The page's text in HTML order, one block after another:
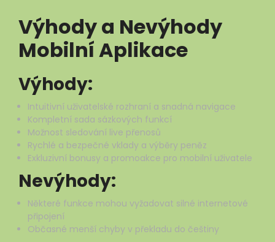
Výhody a Nevýhody
Mobilní Aplikace
Výhody:
Intuitivní uživatelské rozhraní a snadná navigace
Kompletní sada sázkových funkcí
Možnost sledování live přenosů
Rychlé a bezpečné vklady a výběry peněz
Exkluzivní bonusy a promoakce pro mobilní uživatele
Nevýhody:
Některé funkce mohou vyžadovat silné internetové
připojení
Občasné menší chyby v překladu do češtiny